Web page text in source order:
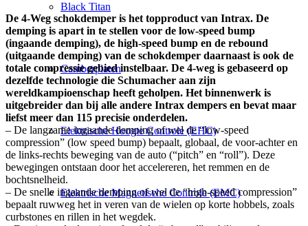
Black Titan
Camberplaten
Elektrische Hoogte Controle (EHC)
Elektrische Magnetische Controle (EMC)
De 4-Weg schokdemper is het topproduct van Intrax. De
demping is apart in te stellen voor de low-speed bump
(ingaande demping), de high-speed bump en de rebound
(uitgaande demping) van de schokdemper daarnaast is ook de
totale compressie gebied instelbaar. De 4-weg is gebaseerd op
dezelfde technologie die Schumacher aan zijn
wereldkampioenschap heeft geholpen. Het binnenwerk is
uitgebreider dan bij alle andere Intrax dempers en bevat maar
liefst meer dan 115 precisie onderdelen.
– De langzame ingaande demping of wel de “low-speed
compression” (low speed bump) bepaalt, globaal, de voor-achter en
de links-rechts beweging van de auto (“pitch” en “roll”). Deze
bewegingen ontstaan door het accelereren, het remmen en de
bochtsnelheid.
– De snelle ingaande demping of wel de “high-speed compression”
bepaalt ruwweg het in veren van de wielen op korte hobbels, zoals
curbstones en rillen in het wegdek.